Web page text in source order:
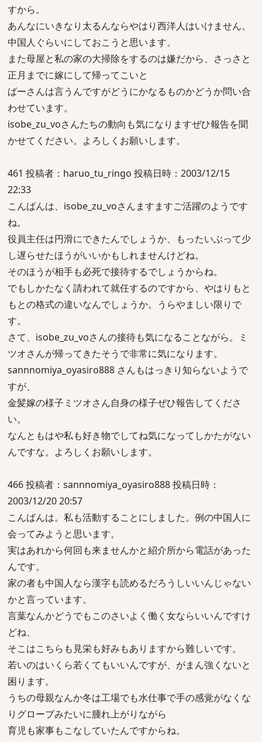
すから。
あんなにいきなり太るんならやはり西洋人はいけません。
中国人ぐらいにしておこうと思います。
また母屋と私の家の大掃除をするのは嫌だから、さっさと
正月までに嫁にして帰ってこいと
ばーさんは言うんですがどうにかなるものかどうか問い合
わせています。
isobe_zu_voさんたちの動向も気になりますぜひ報告を聞
かせてください。よろしくお願いします。
461 投稿者：haruo_tu_ringo 投稿日時：2003/12/15
22:33
こんばんは、isobe_zu_voさんますますご活躍のようです
ね。
役員主任は円滑にできたんでしょうか、もったいぶって少
し遅らせたほうがいいかもしれませんけどね。
そのほうが相手も必死で接待するでしょうからね。
でもしかたなく請われて就任するのですから、やはりもと
もとの格式の違いなんでしょうか。うらやましい限りで
す。
さて、isobe_zu_voさんの接待も気になることながら。ミ
ツオさんが帰ってきたそうで非常に気になります。
sannnomiya_oyasiro888 さんもはっきり知らないようで
すが、
金髪嫁の様子ミツオさん自身の様子ぜひ報告してくださ
い。
なんともはや私も好き物でしてね気になってしかたがない
んですな。よろしくお願いします。
466 投稿者：sannnomiya_oyasiro888 投稿日時：
2003/12/20 20:57
こんばんは。私も活動することにしました。例の中国人に
会ってみようと思います。
実はあれから何回も来ませんかと紹介所から電話があった
んです。
家の者も中国人なら漢字も読めるだろうしいいんじゃない
かと言っています。
言葉なんかどうでもこのさいよく働く女ならいいんですけ
どね、
そこはこちらも見栄も好みもありますから難しいです。
若いのはいくら若くてもいいんですが、がまん強くないと
困ります。
うちの母親なんか冬は工場でも水仕事で手の感覚がなくな
りグローブみたいに腫れ上がりながら
育児も家事もこなしていたんですからね。